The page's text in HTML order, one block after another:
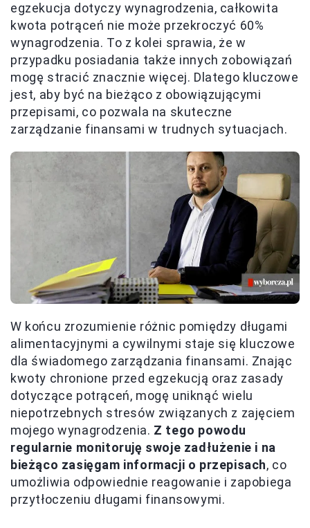
egzekucja dotyczy wynagrodzenia, całkowita
kwota potrąceń nie może przekroczyć 60%
wynagrodzenia. To z kolei sprawia, że w
przypadku posiadania także innych zobowiązań
mogę stracić znacznie więcej. Dlatego kluczowe
jest, aby być na bieżąco z obowiązującymi
przepisami, co pozwala na skuteczne
zarządzanie finansami w trudnych sytuacjach.
W końcu zrozumienie różnic pomiędzy długami
alimentacyjnymi a cywilnymi staje się kluczowe
dla świadomego zarządzania finansami. Znając
kwoty chronione przed egzekucją oraz zasady
dotyczące potrąceń, mogę uniknąć wielu
niepotrzebnych stresów związanych z zajęciem
mojego wynagrodzenia. Z tego powodu
regularnie monitoruję swoje zadłużenie i na
bieżąco zasięgam informacji o przepisach, co
umożliwia odpowiednie reagowanie i zapobiega
przytłoczeniu długami finansowymi.